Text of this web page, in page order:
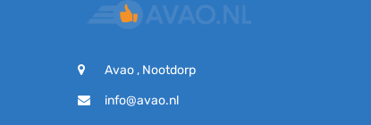
Avao , Nootdorp
info@avao.nl